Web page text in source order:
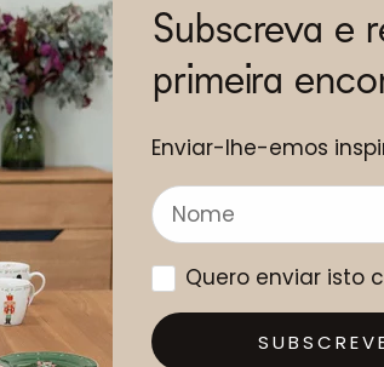
Subscreva e
primeira
Enviar-lhe-emos
Quero enviar isto